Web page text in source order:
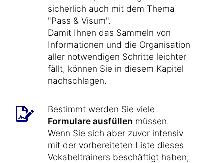
sicherlich auch mit dem Thema
"Pass & Visum".
Damit Ihnen das Sammeln von
Informationen und die Organisation
aller notwendigen Schritte leichter
fällt, können Sie in diesem Kapitel
nachschlagen.
Bestimmt werden Sie viele
Formulare ausfüllen müssen.
Wenn Sie sich aber zuvor intensiv
mit der vorbereiteten Liste dieses
Vokabeltrainers beschäftigt haben,